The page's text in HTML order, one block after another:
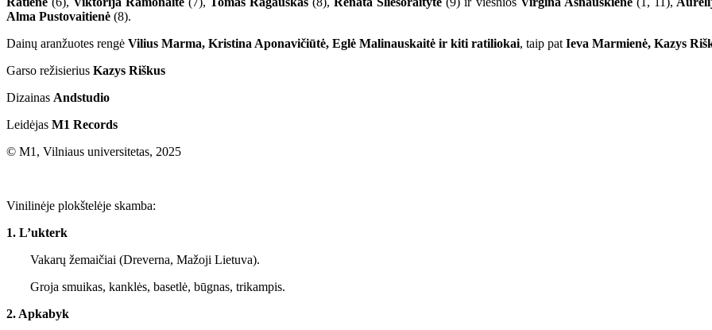
Alma Pustovaitienė (8).
Dainų aranžuotes rengė Vilius Marma, Kristina Aponavičiūtė, Eglė Malinauskaitė ir kiti ratiliokai, taip pat Ieva Marmienė, Kazys
Garso režisierius Kazys Riškus
Dizainas Andstudio
Leidėjas M1 Records
© M1, Vilniaus universitetas, 2025
Vinilinėje plokštelėje skamba:
1. L’ukterk
Vakarų žemaičiai (Dreverna, Mažoji Lietuva).
Groja smuikas, kanklės, basetlė, būgnas, trikampis.
2. Apkabyk